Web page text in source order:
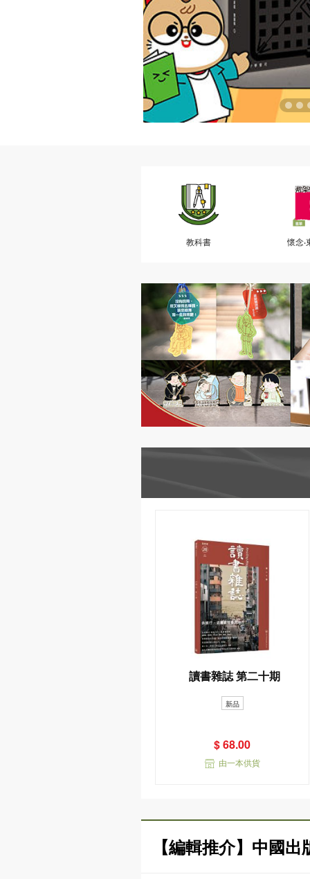
教科書 懷念‧
讀書雜誌 第二十期
新品
$ 68.00
由一本供貨
【編輯推介】中國